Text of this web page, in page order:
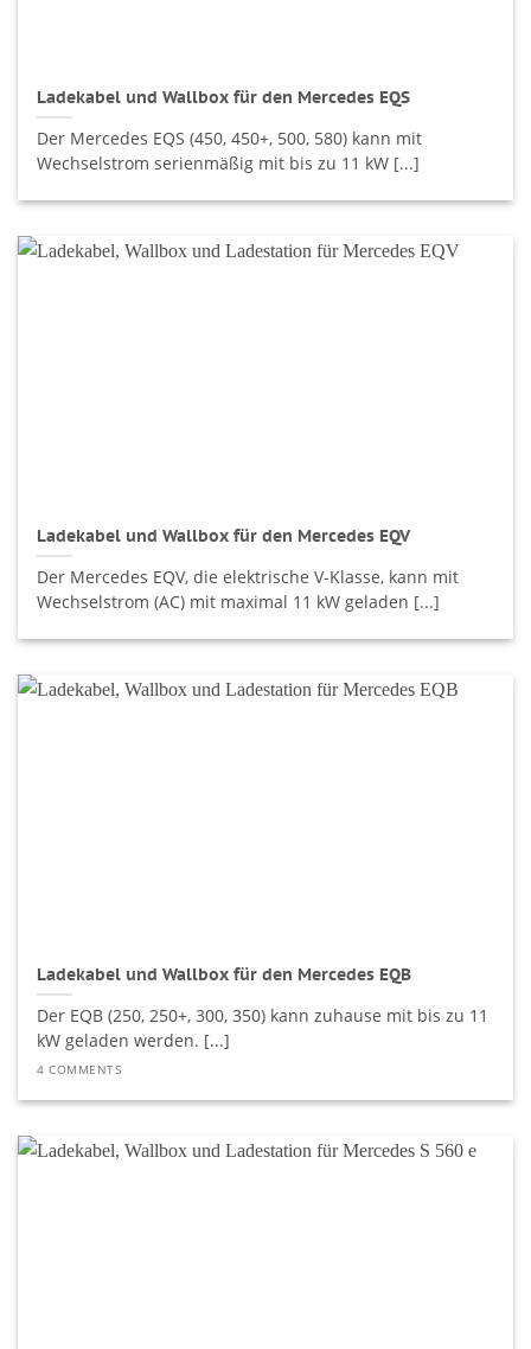
Ladekabel und Wallbox für den Mercedes EQS
Der Mercedes EQS (450, 450+, 500, 580) kann mit
Wechselstrom serienmäßig mit bis zu 11 kW [...]
Ladekabel und Wallbox für den Mercedes EQV
Der Mercedes EQV, die elektrische V-Klasse, kann mit
Wechselstrom (AC) mit maximal 11 kW geladen [...]
Ladekabel und Wallbox für den Mercedes EQB
Der EQB (250, 250+, 300, 350) kann zuhause mit bis zu 11
kW geladen werden. [...]
4 COMMENTS